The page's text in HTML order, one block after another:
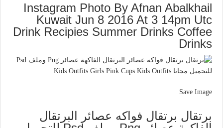
Instagram Photo By Afnan Abalkhail
Kuwait Jun 8 2016 At 3 14pm Utc
Drink Recipies Summer Drinks Coffee
Drinks
Save Image
برتقال برتقال فواكه عصائر البرتقال